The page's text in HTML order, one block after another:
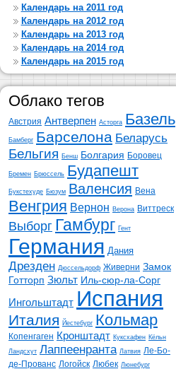
Календарь на 2011 год
Календарь на 2012 год
Календарь на 2013 год
Календарь на 2014 год
Календарь на 2015 год
Облако тегов
Австрия Антверпен Асторга Базель
Бамберг Барселона Беларусь
Бельгия Бенш Болгария Боровец
Бремен Брюссель Будапешт
Букстехуде Бюзум Валенсия Вена
Венгрия Вернон Верона Виттреск
Выборг Гамбург Гент
Германия Дания
Дрезден Дюссельдорф Живерни Замок
Готторп Зюльт Иль-сюр-ла-Сорг
Ингольштадт Испания
Италия Йестебург Кольмар
Копенгаген Кронштадт Куксхафен Кёльн
Ландсхут Лаппеенранта Латвия Ле-Бо-
де-Прованс Логойск Любек Люнебург